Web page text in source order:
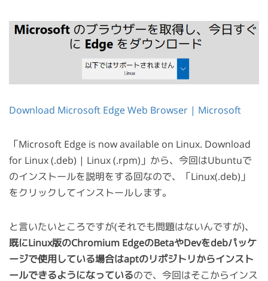
Download Microsoft Edge Web Browser | Microsoft
「Microsoft Edge is now available on Linux. Download
for Linux (.deb) | Linux (.rpm)」から、今回はUbuntuで
のインストールを説明をする回なので、「Linux(.deb)」
をクリックしてインストールします。
と言いたいところですが(それでも問題はないんですが)、
既にLinux版のChromium EdgeのBetaやDevをdebパッケ
ージで使用している場合はaptのリポジトリからインスト
ールできるようになっているので、今回はそこからインス